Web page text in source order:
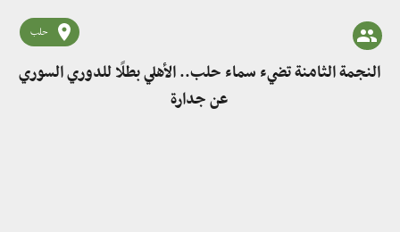
حلب
النجمة الثامنة تضيء سماء حلب.. الأهلي بطلًا للدوري السوري
عن جدارة